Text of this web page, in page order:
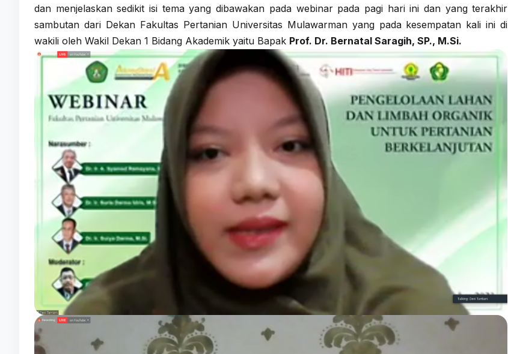
dan menjelaskan sedikit isi tema yang dibawakan pada webinar pada pagi hari ini dan yang terakhir
sambutan dari Dekan Fakultas Pertanian Universitas Mulawarman yang pada kesempatan kali ini di
wakili oleh Wakil Dekan 1 Bidang Akademik yaitu Bapak Prof. Dr. Bernatal Saragih, SP., M.Si.